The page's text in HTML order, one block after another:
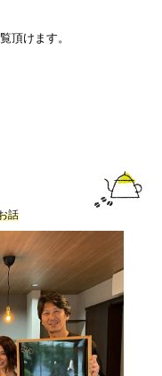
頂けます。
話